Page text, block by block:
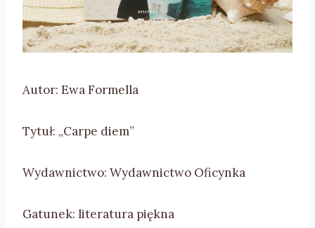
Autor: Ewa Formella
Tytuł: „Carpe diem”
Wydawnictwo: Wydawnictwo Oficynka
Gatunek: literatura piękna